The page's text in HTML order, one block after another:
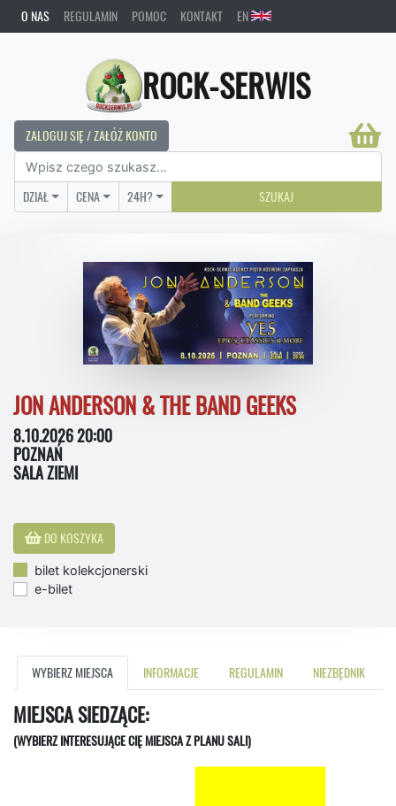
O NAS REGULAMIN POMOC KONTAKT EN
ROCK-SERWIS
ZALOGUJ SIĘ / ZAŁÓŻ KONTO
DZIAŁ CENA 24H? SZUKAJ
JON ANDERSON & THE BAND GEEKS
8.10.2026 20:00
POZNAŃ
SALA ZIEMI
DO KOSZYKA
bilet kolekcjonerski
e-bilet
WYBIERZ MIEJSCA INFORMACJE REGULAMIN NIEZBĘDNIK
MIEJSCA SIEDZĄCE:
(WYBIERZ INTERESUJĄCE CIĘ MIEJSCA Z PLANU SALI)